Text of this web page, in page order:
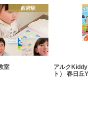
西府駅
室
アルク
ト） 春日丘